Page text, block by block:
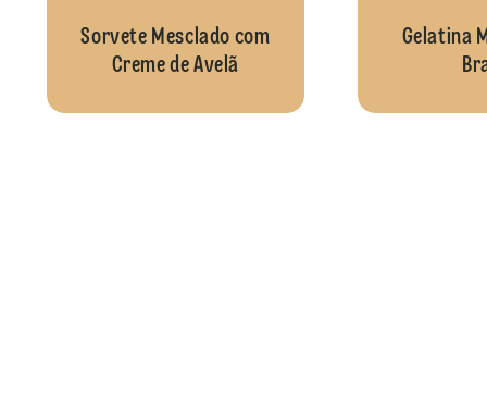
Sorvete Mesclado com
Creme de Avelã
Gelatina